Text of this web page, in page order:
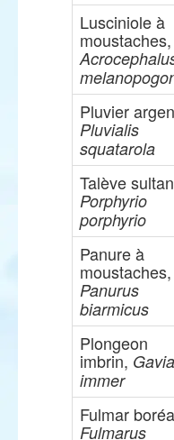
Lusciniole à
moustaches,
Pluvier
Pluvialis
squatarola
Talève
Porphyrio
porphyrio
Panure à
moustaches,
Panurus
biarmicus
Plongeon
imbrin, Gavia
immer
Fulmar
Fulmarus